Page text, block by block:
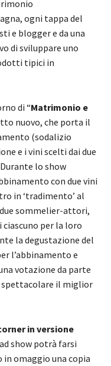
ogni tappa del
e blogger e da una
di sviluppare uno
tipici in
di “Matrimonio e
nuovo, che porta il
(sodalizio
e i vini scelti dai due
lo show
con due vini
in ‘tradimento’ al
sommelier-attori,
per la loro
la degustazione del
l’abbinamento e
votazione da parte
spettacolare il miglior
in versione
show potrà farsi
omaggio una copia